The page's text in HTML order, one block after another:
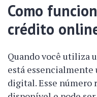
Como
crédito
Quando você utiliza
está essencialmente
digital. Esse número